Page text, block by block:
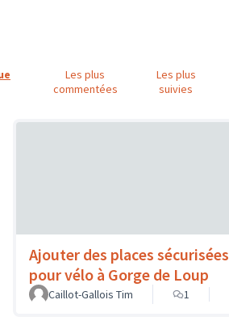
Les plus
commentées
Les plus
suivies
Ajouter des places sécurisées
pour vélo à Gorge de Loup
Caillot-Gallois Tim
1